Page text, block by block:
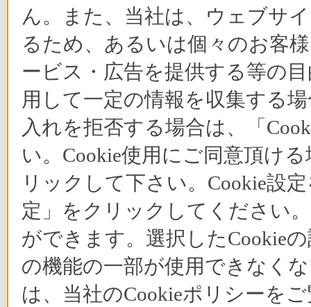
ん。また、当社は、ウェブサ
るため、あるいは個々のお客
ービス・広告を提供する等の
用して一定の情報を収集する
入れを拒否する場合は、「
い。Cookie使用にご同意頂け
リックして下さい。Cookie設
定」をクリックしてください
ができます。選択したCookie
の機能の一部が使用できなく
は、当社のCookieポリシーを